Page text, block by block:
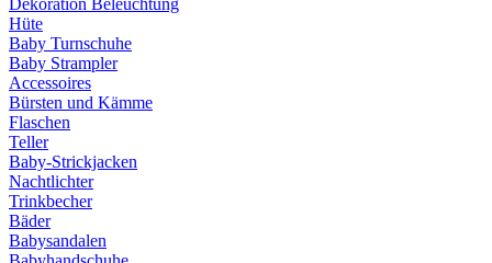
Dekoration Beleuchtung
Hüte
Baby Turnschuhe
Baby Strampler
Accessoires
Bürsten und Kämme
Flaschen
Teller
Baby-Strickjacken
Nachtlichter
Trinkbecher
Bäder
Babysandalen